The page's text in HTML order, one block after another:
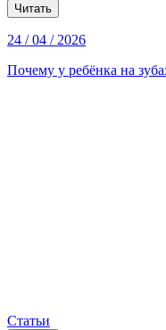
Читать
24 / 04 / 2026
Почему у ребёнка на
Статьи